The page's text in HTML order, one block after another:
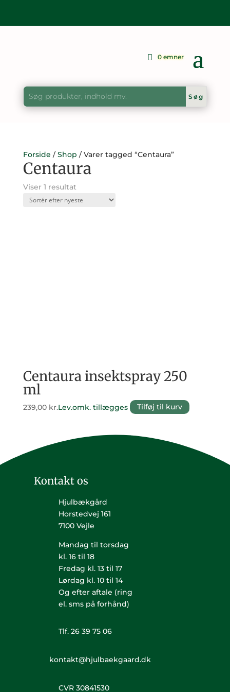
0 emner
Forside /Shop / Varer tagged “Centaura”
Centaura
Viser 1 resultat
Centaura insektspray 250
ml
239,00 kr.Lev.omk. tillægges Tilføj til kurv
Kontakt os
Hjulbækgård
Horstedvej 161
7100 Vejle
Mandag til torsdag
kl. 16 til 18
Fredag kl. 13 til 17
Lørdag kl. 10 til 14
Og efter aftale (ring
el. sms på forhånd)
Tlf. 26 39 75 06
kontakt@hjulbaekgaard.dk
CVR 30841530